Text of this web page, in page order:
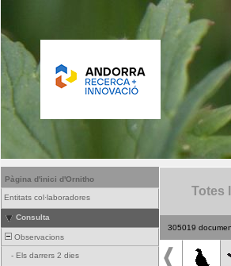
Pàgina d'inici d'Ornitho
Entitats col·laboradores
Consulta
Observacions
- Els darrers 2 dies
Totes
305019